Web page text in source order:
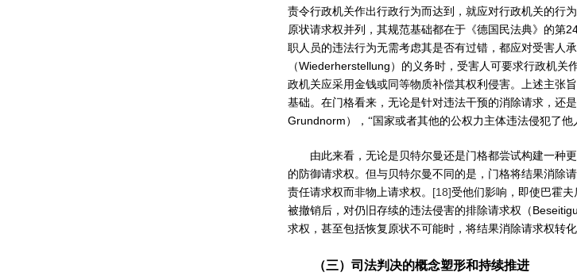
责令行政机关作出行政行为而达到，就应对行政机关的行
原状请求权并列，其规范基础都在于《德国民法典》的第
职人员的违法行为无需考虑其是否有过错，都应对受害人承
（Wiederherstellung ）的义务时，受害人可要求行政机关
政机关应采用金钱或同等物质补偿其权利侵害。上述主张
基础。在门格看来，无论是针对违法干预的消除请求，还
Grundnorm ），“国家或者其他的公权力主体违法侵犯了
由此来看，无论是贝特尔曼还是门格都尝试构建一种
的防御请求权。但与贝特尔曼不同的是，门格将结果消除
责任请求权而非物上请求权。 [18]受他们影响，即使巴霍
被撤销后，对仍旧存续的违法侵害的排除请求权（
求权，甚至包括恢复原状不可能时，将结果消除请求权转
（三）司法判决的概念塑形和持续推进